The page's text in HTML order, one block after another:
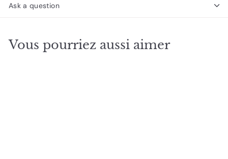
Ask a question
Vous pourriez aussi aimer